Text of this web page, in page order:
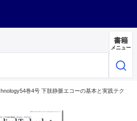
書籍
メニュー
巻4号 下肢静脈エコーの基本と実践テク